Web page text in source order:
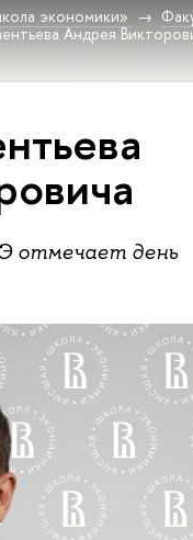
экономики»
Андрея
отмечает день